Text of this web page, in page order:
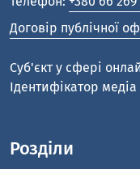
Договір публічної
Cуб'єкт у сфері
Ідентифікатор
Розділи